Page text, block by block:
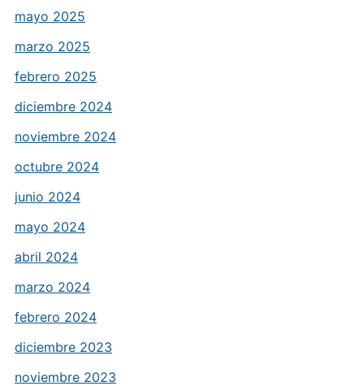
mayo 2025
marzo 2025
febrero 2025
diciembre 2024
noviembre 2024
octubre 2024
junio 2024
mayo 2024
abril 2024
marzo 2024
febrero 2024
diciembre 2023
noviembre 2023